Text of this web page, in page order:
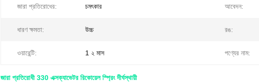
জারা প্রতিরোধের: চমৎকার আবেদন:
ধারণ ক্ষমতা: উচ্চ রঙ:
ওয়ারেন্টি: 1 ২ মাস পণ্যের নাম:
জারা প্রতিরোধী 330 এক্সক্যাভেটর রিকোয়েল স্প্রিং দীর্ঘস্থায়ী